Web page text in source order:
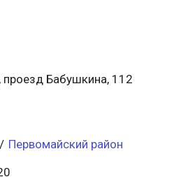
Бабушкина, 112
/ Первомайский район